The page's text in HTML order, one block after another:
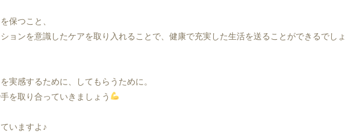
保つこと、
ョンを意識したケアを取り入れることで、健康で充実した生活を送ることができるでしょ
実感するために、してもらうために。
を取り合っていきましょう
いますよ♪